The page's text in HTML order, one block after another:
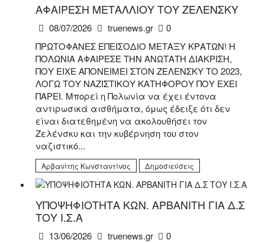
ΑΦΑΙΡΕΣΗ ΜΕΤΑΛΛΙΟΥ ΤΟΥ ΖΕΛΕΝΣΚΥ
08/07/2026 truenews.gr
0
ΠΡΩΤΟΦΑΝΕΣ ΕΠΕΙΣΟΔΙΟ ΜΕΤΑΞΥ ΚΡΑΤΩΝ! Η
ΠΟΛΩΝΙΑ ΑΦΑΙΡΕΣΕ ΤΗΝ ΑΝΩΤΑΤΗ ΔΙΑΚΡΙΣΗ,
ΠΟΥ ΕΙΧΕ ΑΠΟΝΕΙΜΕΙ ΣΤΟΝ ΖΕΛΕΝΣΚΥ ΤΟ 2023,
ΛΟΓΩ ΤΟΥ ΝΑΖΙΣΤΙΚΟΥ ΚΑΤΗΦΟΡΟΥ ΠΟΥ ΕΧΕΙ
ΠΑΡΕΙ. Μπορεί η Πολωνία να έχει έντονα
αντιρωσικά αισθήματα, όμως έδειξε ότι δεν
είναι διατεθημένη να ακολουθήσει τον
Ζελένσκυ και την κυβέρνηση του στον
ναζιστικό...
Αρβανίτης Κωνσταντίνος Δημοσιεύσεις
ΥΠΟΨΗΦΙΟΤΗΤΑ ΚΩΝ. ΑΡΒΑΝΙΤΗ ΓΙΑ Δ.Σ
ΤΟΥ Ι.Σ.Α
13/06/2026 truenews.gr
0